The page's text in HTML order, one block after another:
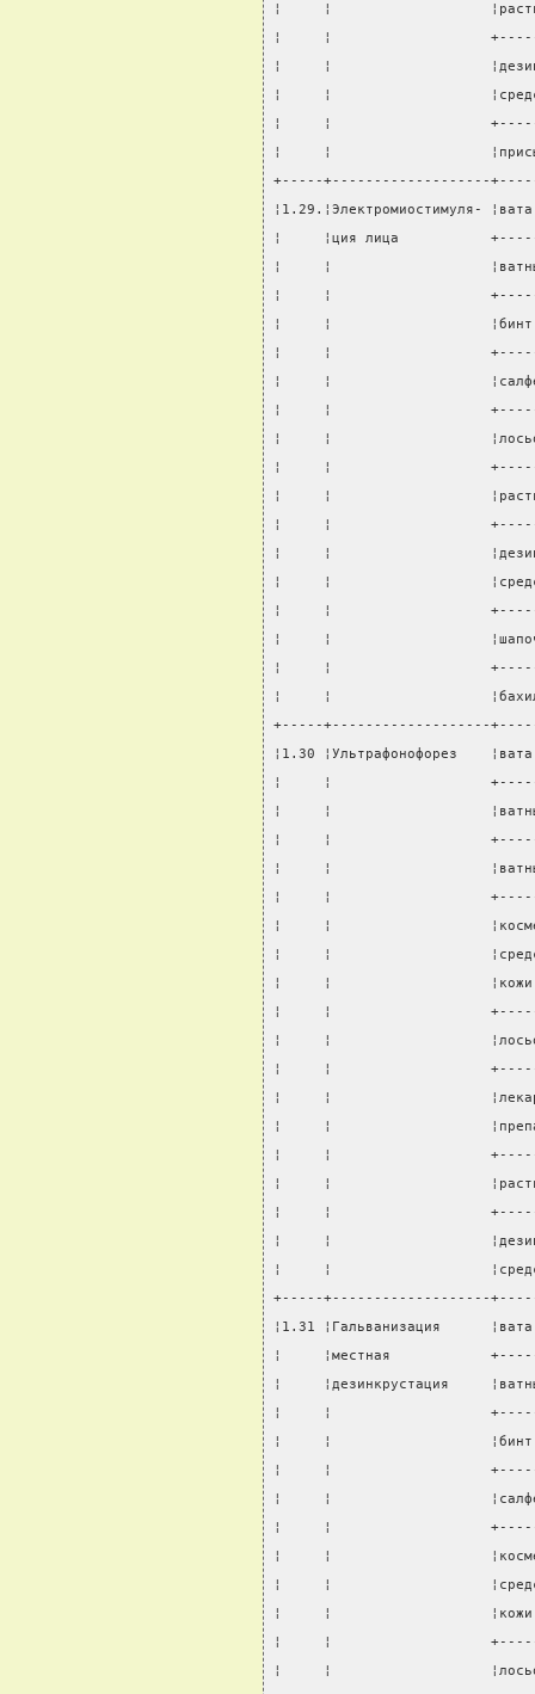
¦     ¦
¦     ¦
¦     ¦
¦     ¦
¦     ¦
¦     ¦
+-----+-------------------
¦     ¦ция лица
¦     ¦
¦     ¦
¦     ¦
¦     ¦
¦     ¦
¦     ¦
¦     ¦
¦     ¦
¦     ¦
¦     ¦
¦     ¦
¦     ¦
¦     ¦
¦     ¦
¦     ¦
¦     ¦                   ¦бахилы
+-----+-------------------
¦1.30 ¦Ультрафонофорез
¦     ¦
¦     ¦
¦     ¦
¦     ¦
¦     ¦
¦     ¦
¦     ¦
¦     ¦
¦     ¦
¦     ¦
¦     ¦
¦     ¦
¦     ¦
¦     ¦
¦     ¦
¦     ¦
¦     ¦
¦     ¦
+-----+-------------------
¦1.31 ¦Гальванизация
¦     ¦местная
¦     ¦дезинкрустация
¦     ¦
¦     ¦
¦     ¦
¦     ¦
¦     ¦
¦     ¦
¦     ¦
¦     ¦
¦     ¦
¦     ¦